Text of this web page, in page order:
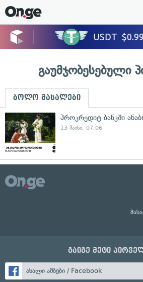
გაუმჯობესებული
ბოლო მასალები
პროკრედიტ ბანკში
13 მაისი, 07:06
გაიგე მეტი
ახალი ამბები / Facebook